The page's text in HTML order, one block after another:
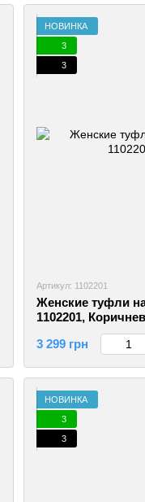
НОВИНКА
3
3
Артикул: 1102201
Женские туфли
1102201,
3 299 грн
НОВИНКА
3
3